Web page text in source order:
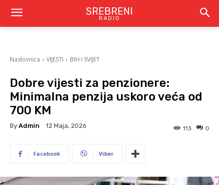
SREBRENI
RADIO
Naslovnica VIJESTI BIH I SVIJET
Dobre vijesti za penzionere:
Minimalna penzija uskoro veća od
700 KM
By Admin 12 Maja, 2026 0
113
Facebook Viber